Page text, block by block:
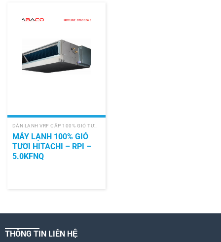
DÀN LẠNH VRF CẤP 100% GIÓ TƯƠI (PAU)
MÁY LẠNH 100% GIÓ
TƯƠI HITACHI – RPI –
5.0KFNQ
THÔNG TIN LIÊN HỆ